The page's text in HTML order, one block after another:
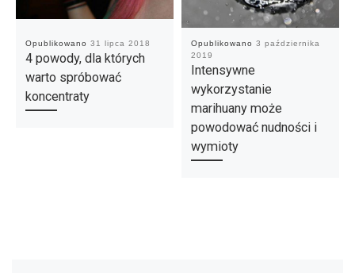
Opublikowano 31 lipca 2018
4 powody, dla których
warto spróbować
koncentraty
Opublikowano 3 października
2019
Intensywne
wykorzystanie
marihuany może
powodować nudności i
wymioty